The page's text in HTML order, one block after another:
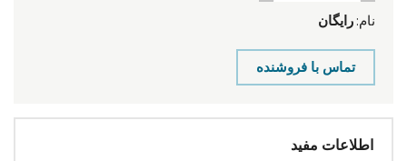
نام: رایگان
تماس با فروشنده
اطلاعات مفید